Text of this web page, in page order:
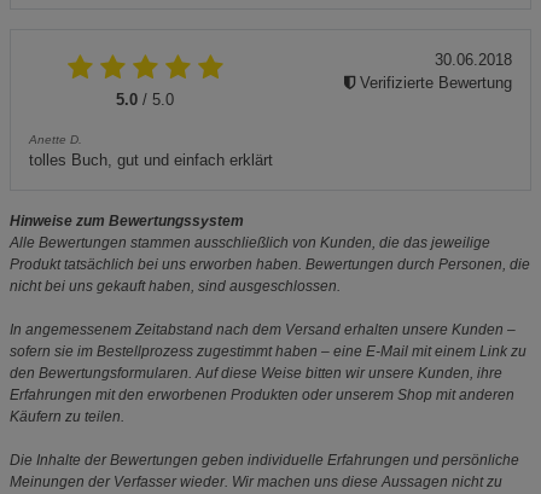
5.0 / 5.0
Anette D.
tolles Buch, gut und einfach erklärt
30.06.2018
Verifizierte Bewertung
Hinweise zum Bewertungssystem
Alle Bewertungen stammen ausschließlich von Kunden, die das jeweilige
Produkt tatsächlich bei uns erworben haben. Bewertungen durch Personen, die
nicht bei uns gekauft haben, sind ausgeschlossen.
In angemessenem Zeitabstand nach dem Versand erhalten unsere Kunden –
sofern sie im Bestellprozess zugestimmt haben – eine E-Mail mit einem Link zu
den Bewertungsformularen. Auf diese Weise bitten wir unsere Kunden, ihre
Erfahrungen mit den erworbenen Produkten oder unserem Shop mit anderen
Käufern zu teilen.
Die Inhalte der Bewertungen geben individuelle Erfahrungen und persönliche
Meinungen der Verfasser wieder. Wir machen uns diese Aussagen nicht zu